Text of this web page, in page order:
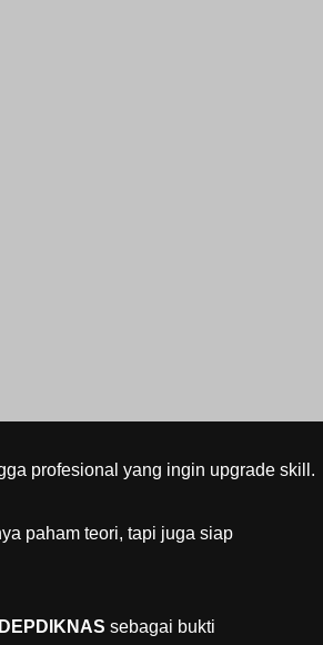
profesional yang ingin upgrade skill.
paham teori, tapi juga siap
DEPDIKNAS sebagai bukti